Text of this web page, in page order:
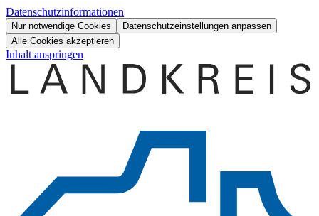
Datenschutzinformationen
Nur notwendige Cookies
Datenschutzeinstellungen anpassen
Alle Cookies akzeptieren
Inhalt anspringen